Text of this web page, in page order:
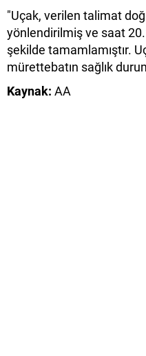
"Uçak, verilen talimat
yönlendirilmiş ve saat
şekilde tamamlamıştır.
mürettebatın sağlık
Kaynak: AA